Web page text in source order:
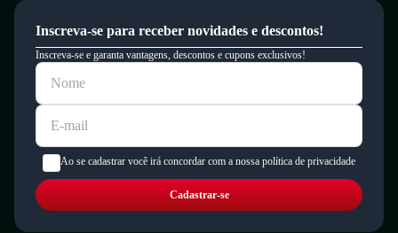
Inscreva-se para receber novidades e descontos!
Inscreva-se e garanta vantagens, descontos e cupons exclusivos!
Ao se cadastrar você irá concordar com a nossa política de privacidade
Cadastrar-se